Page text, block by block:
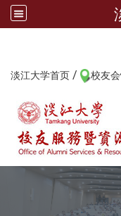
淡江大学首页 / 校友